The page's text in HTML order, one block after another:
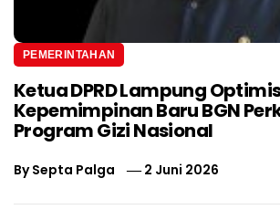
PEMERINTAHAN
Ketua DPRD Lampung
Kepemimpinan Baru BGN
Program Gizi Nasional
BySepta Palga 2 Juni 2026